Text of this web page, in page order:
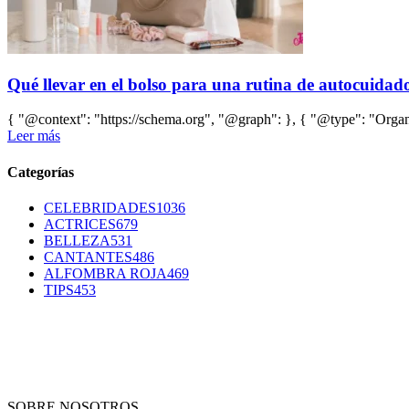
Qué llevar en el bolso para una rutina de
{ "@context": "https://schema.org", "@graph": }, { "@type":
Leer más
Categorías
CELEBRIDADES1036
ACTRICES679
BELLEZA531
CANTANTES486
ALFOMBRA ROJA469
TIPS453